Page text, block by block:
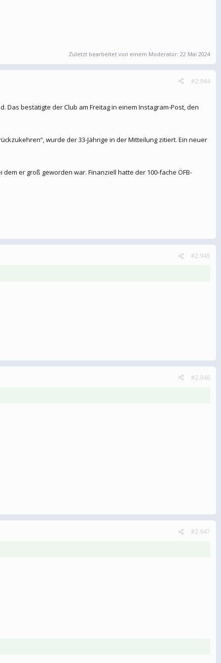
Zuletzt bearbeitet von einem Moderator: 22 Mai 2024
#2.944
Das bestätigte der Club am Freitag in einem Instagram-Post, den
wurde der 33-Jährige in der Mitteilung zitiert. Ein neuer
er groß geworden war. Finanziell hatte der 100-fache ÖFB-
#2.945
#2.946
#2.947